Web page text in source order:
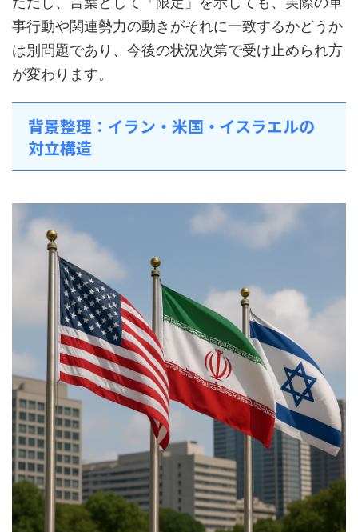
事行動や関連勢力の動きがそれに一致するかどうか
は別問題であり、今後の状況次第で受け止められ方
が変わります。
背景整理：イラン・米国・イスラエルの
対立構造